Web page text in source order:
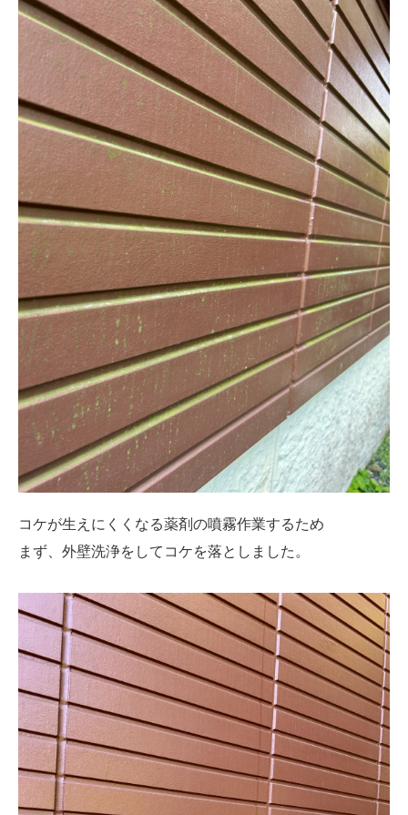
コケが生えにくくなる薬剤の噴霧作業するため
まず、 外壁洗浄をしてコケを落としました。